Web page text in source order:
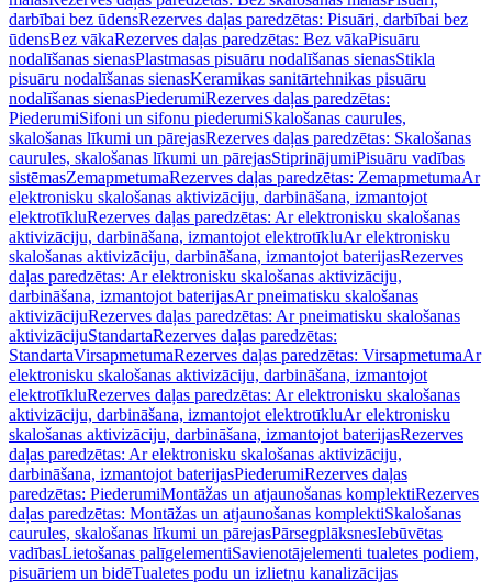
darbībai bez ūdensRezerves daļas paredzētas: Pisuāri, darbībai bez
ūdensBez vākaRezerves daļas paredzētas: Bez vākaPisuāru
nodalīšanas sienasPlastmasas pisuāru nodalīšanas sienasStikla
pisuāru nodalīšanas sienasKeramikas sanitārtehnikas pisuāru
nodalīšanas sienasPiederumiRezerves daļas paredzētas:
PiederumiSifoni un sifonu piederumiSkalošanas caurules,
skalošanas līkumi un pārejasRezerves daļas paredzētas: Skalošanas
caurules, skalošanas līkumi un pārejasStiprinājumiPisuāru vadības
sistēmasZemapmetumaRezerves daļas paredzētas: ZemapmetumaAr
elektronisku skalošanas aktivizāciju, darbināšana, izmantojot
elektrotīkluRezerves daļas paredzētas: Ar elektronisku skalošanas
aktivizāciju, darbināšana, izmantojot elektrotīkluAr elektronisku
skalošanas aktivizāciju, darbināšana, izmantojot baterijasRezerves
daļas paredzētas: Ar elektronisku skalošanas aktivizāciju,
darbināšana, izmantojot baterijasAr pneimatisku skalošanas
aktivizācijuRezerves daļas paredzētas: Ar pneimatisku skalošanas
aktivizācijuStandartaRezerves daļas paredzētas:
StandartaVirsapmetumaRezerves daļas paredzētas: VirsapmetumaAr
elektronisku skalošanas aktivizāciju, darbināšana, izmantojot
elektrotīkluRezerves daļas paredzētas: Ar elektronisku skalošanas
aktivizāciju, darbināšana, izmantojot elektrotīkluAr elektronisku
skalošanas aktivizāciju, darbināšana, izmantojot baterijasRezerves
daļas paredzētas: Ar elektronisku skalošanas aktivizāciju,
darbināšana, izmantojot baterijasPiederumiRezerves daļas
paredzētas: PiederumiMontāžas un atjaunošanas komplektiRezerves
daļas paredzētas: Montāžas un atjaunošanas komplektiSkalošanas
caurules, skalošanas līkumi un pārejasPārsegplāksnesIebūvētas
vadībasLietošanas palīgelementiSavienotājelementi tualetes podiem,
pisuāriem un bidēTualetes podu un izlietņu kanalizācijas